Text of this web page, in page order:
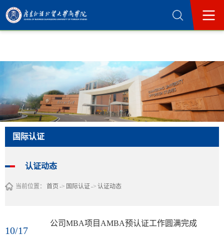
365英国上市公司(集团)官方网站-Official
国际认证
认证动态
当前位置： 首页 -> 国际认证 -> 认证动态
10/17
公司MBA项目AMBA预认证工作圆满完成